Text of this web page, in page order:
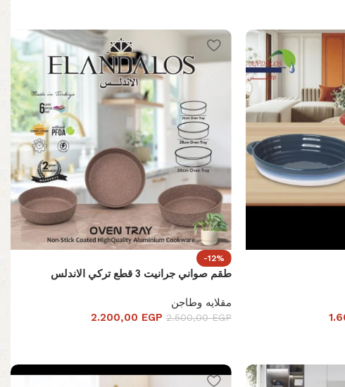
-12%
طقم صواني جرانيت 3 قطع تركي الاندلس
مقلايه وطاجن
2.500,00EGP
2.200,00 EGP